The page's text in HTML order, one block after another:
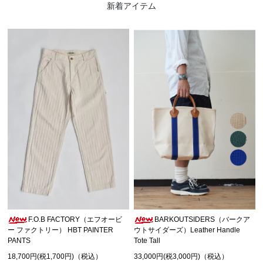
新着アイテム
F.O.B FACTORY（エフオービ
ー ファクトリー） HBT PAINTER
PANTS
18,700円(税1,700円)（税込）
BARKOUTSIDERS（バークア
ウトサイダーズ）Leather Handle
Tote Tall
33,000円(税3,000円)（税込）